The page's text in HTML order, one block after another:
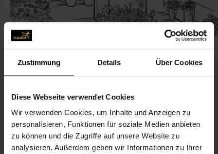
Zustimmung Details Über Cookies
Diese Webseite verwendet Cookies
Wir verwenden Cookies, um Inhalte und Anzeigen zu
personalisieren, Funktionen für soziale Medien anbieten
zu können und die Zugriffe auf unsere Website zu
analysieren. Außerdem geben wir Informationen zu Ihrer
KONTAKT
Elmshorner Flower
Mert Guguk
Kaltenweide 17